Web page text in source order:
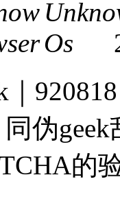
｜
伪
的